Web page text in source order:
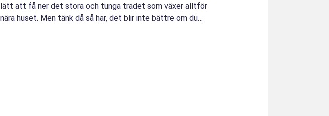
lätt att få ner det stora och tunga trädet som växer alltför
nära huset. Men tänk då så här, det blir inte bättre om du